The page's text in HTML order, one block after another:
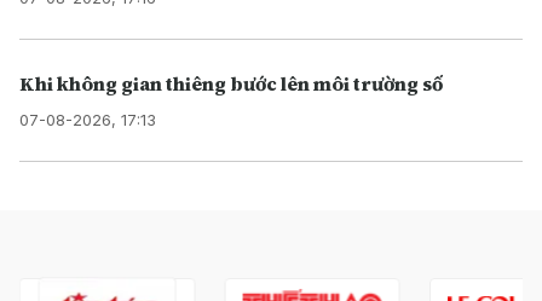
Khi không gian thiêng bước lên môi trường số
07-08-2026, 17:13